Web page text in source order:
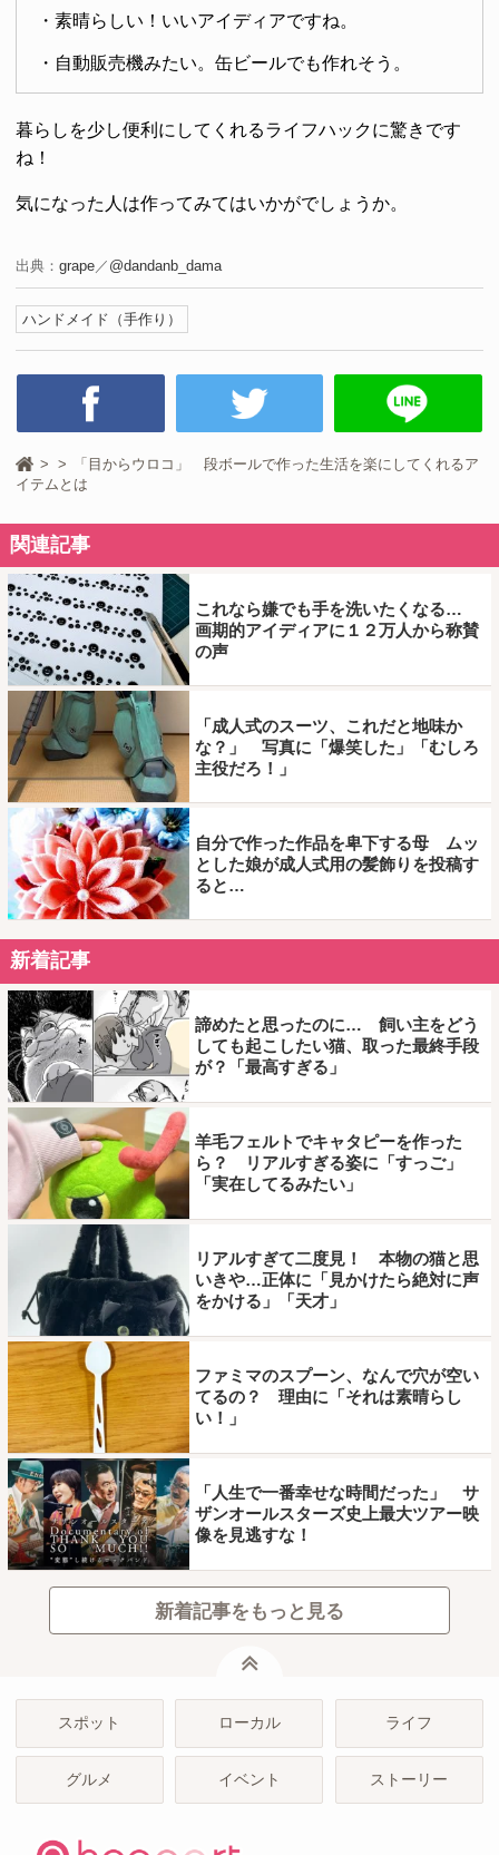
・素晴らしい！いいアイディアですね。
・自動販売機みたい。缶ビールでも作れそう。
暮らしを少し便利にしてくれるライフハックに驚きです
ね！
気になった人は作ってみてはいかがでしょうか。
出典： grape／ @dandanb_dama
ハンドメイド（手作り）
「目からウロコ」 段ボールで作った生活を楽にしてくれるア
イテムとは
関連記事
これなら嫌でも手を洗いたくなる…
画期的アイディアに１２万人から称賛
の声
「成人式のスーツ、これだと地味か
な？」 写真に「爆笑した」「むしろ
主役だろ！」
自分で作った作品を卑下する母 ムッ
とした娘が成人式用の髪飾りを投稿す
ると…
新着記事
諦めたと思ったのに… 飼い主をどう
しても起こしたい猫、取った最終手段
が？「最高すぎる」
羊毛フェルトでキャタピーを作った
ら？ リアルすぎる姿に「すっご」
「実在してるみたい」
リアルすぎて二度見！ 本物の猫と思
いきや…正体に「見かけたら絶対に声
をかける」「天才」
ファミマのスプーン、なんで穴が空い
てるの？ 理由に「それは素晴らし
い！」
「人生で一番幸せな時間だった」 サ
ザンオールスターズ史上最大ツアー映
像を見逃すな！
新着記事をもっと見る
スポット ローカル ライフ
グルメ イベント ストーリー